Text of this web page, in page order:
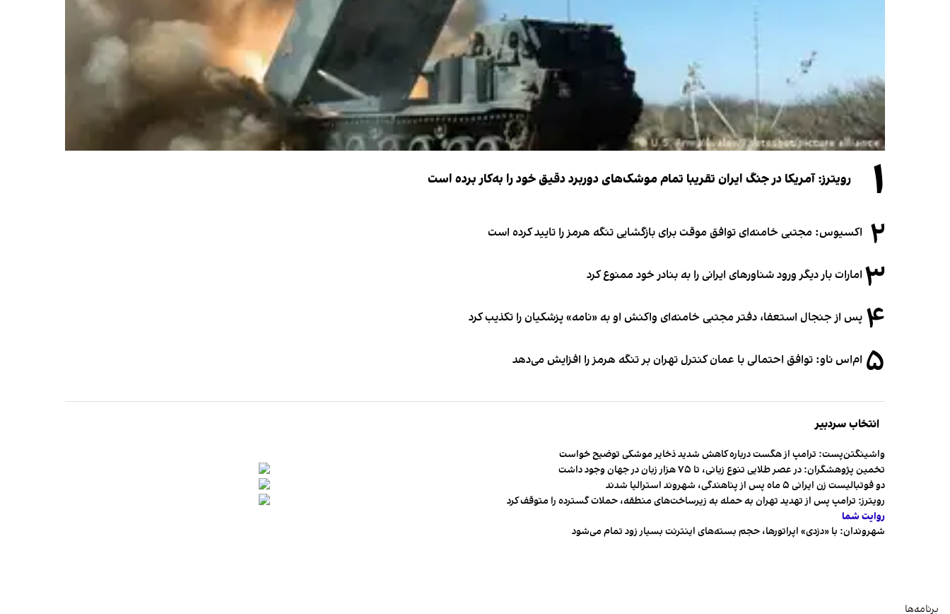
۱ رویترز: آمریکا در جنگ ایران تقریبا تمام موشک‌های دوربرد دقیق خود را به‌کار برده است
۲ اکسیوس: مجتبی خامنه‌ای توافق موقت برای بازگشایی تنگه هرمز را تایید کرده است
۳ امارات بار دیگر ورود شناورهای ایرانی را به بنادر خود ممنوع کرد
۴ پس از جنجال استعفا، دفتر مجتبی خامنه‌ای واکنش او به «نامه» پزشکیان را تکذیب کرد
۵ ام‌اس ناو: توافق احتمالی با عمان کنترل تهران بر تنگه هرمز را افزایش می‌دهد
انتخاب سردبیر
واشینگتن‌پست: ترامپ از هگست درباره کاهش شدید ذخایر موشکی توضیح خواست
تخمین پژوهشگران: در عصر طلایی تنوع زبانی، تا ۷۵ هزار زبان در جهان وجود داشت
دو فوتبالیست زن ایرانی ۵ ماه پس از پناهندگی، شهروند استرالیا شدند
رویترز: ترامپ پس از تهدید تهران به حمله به زیرساخت‌های منطقه، حملات گسترده را متوقف کرد
روایت شما
شهروندان:‌ با «دزدی» اپراتورها، حجم بسته‌های اینترنت بسیار زود تمام می‌شود
برنامه‌ها